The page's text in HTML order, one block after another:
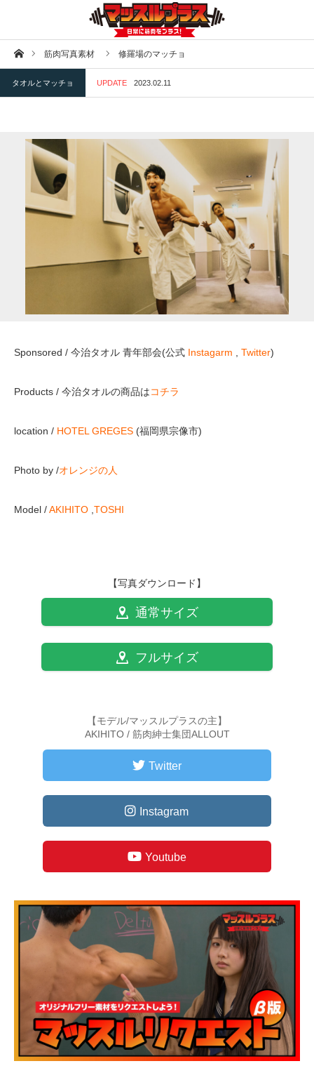
ホーム筋肉写真素材 修羅場のマッチョ
タオルとマッチョ UPDATE 2023.02.11
Sponsored / 今治タオル 青年部会(公式 Instagarm Twitter)
Products / 今治タオルの商品はコチラ
location / HOTEL GREGES (福岡県宗像市)
Photo by /オレンジの人
Model /AKIHITO TOSHI
【写真ダウンロード】
通常サイズ
フルサイズ
【モデル/マッスルプラスの主】
AKIHITO / 筋肉紳士集団ALLOUT
Twitter
Instagram
Youtube